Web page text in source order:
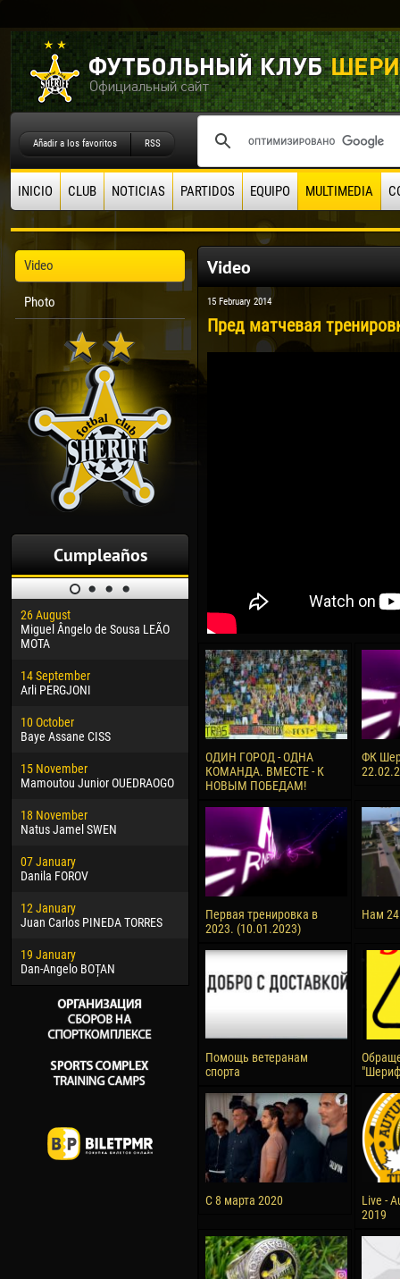
Añadir a los favoritos RSS
INICIO CLUB NOTICIAS PARTIDOS EQUIPO MULTIMEDIA
Video
Photo
Cumpleaños
26 August
Miguel Ângelo de Sousa LEÃO
MOTA
14 September
Arli PERGJONI
10 October
Baye Assane CISS
15 November
Mamoutou Junior OUEDRAOGO
18 November
Natus Jamel SWEN
07 January
Danila FOROV
12 January
Juan Carlos PINEDA TORRES
19 January
Dan-Angelo BOȚAN
30 January
Dhoraso Moreo KLAS
24 February
Vladislav COSTIN
02 March
Veaceslav COZMA
09 March
Emmanuel AFETSE
Jayder Moreno ASPRILLA
22 March
Samba KONÉ
26 March
Vitor Hugo Morais de OLIVEIRA
28 March
Raí LOPES DE OLIVEIRA
04
13
15
24
10
15
Jair
Video
15 February 2014
Пред матчевая
ОДИН ГОРОД - ОДНА
КОМАНДА. ВМЕСТЕ - К
НОВЫМ ПОБЕДАМ!
ФК
Первая тренировка в
2023. (10.01.2023)
Нам
Помощь ветеранам
спорта
С 8 марта 2020
Live -
2019